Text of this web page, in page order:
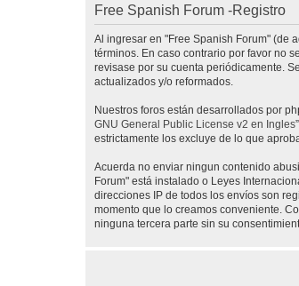
Free Spanish Forum -Registro
Al ingresar en "Free Spanish Forum" (de
términos. En caso contrario por favor no
revisase por su cuenta periódicamente.
actualizados y/o reformados.
Nuestros foros están desarrollados por
GNU General Public License v2 en Ingles
estrictamente los excluye de lo que
Acuerda no enviar ningun contenido
Forum" está instalado o Leyes
direcciones IP de todos los envíos son
momento que lo creamos conveniente.
ninguna tercera parte sin su